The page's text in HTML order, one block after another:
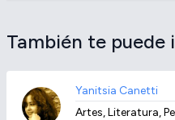
También te puede
Yanitsia Canetti
Artes, Literatura,